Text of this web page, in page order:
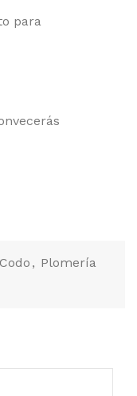
para
Codo , Plomería